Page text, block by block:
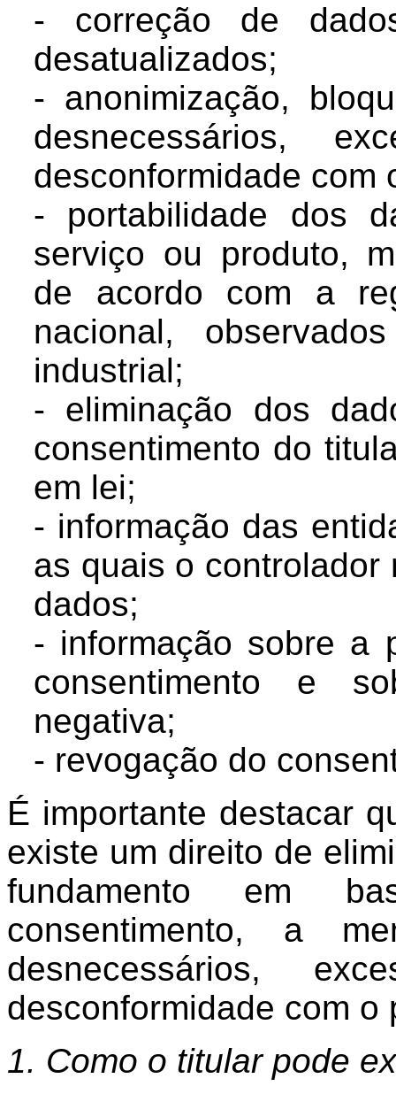
- correção de
desatualizados;
- anonimização,
desnecessários,
desconformidade com
- portabilidade dos
serviço ou produto,
de acordo com a
nacional,
industrial;
- eliminação dos
consentimento do
em lei;
- informação das
as quais o controlador
dados;
- informação sobre a
consentimento e
negativa;
- revogação do
É importante destacar
existe um direito de
fundamento em
consentimento, a
desnecessários,
desconformidade com o
1. Como o titular pode